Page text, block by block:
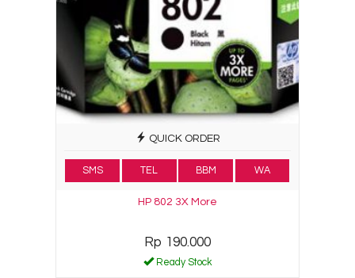
QUICK ORDER
SMS TEL BBM WA
HP 802 3X More
Rp 190.000
Ready Stock